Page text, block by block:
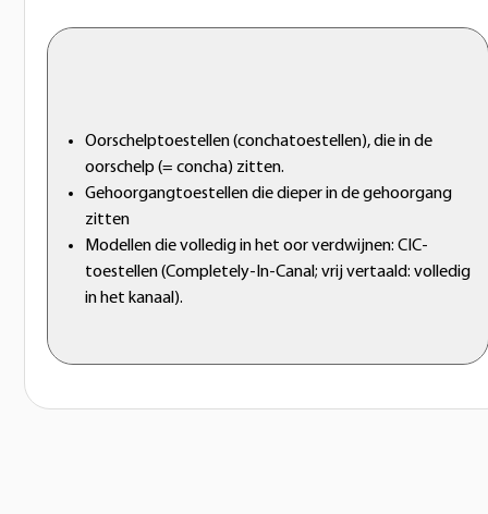
Oorschelptoestellen (conchatoestellen), die in de
oorschelp (= concha) zitten.
Gehoorgangtoestellen die dieper in de gehoorgang
zitten
Modellen die volledig in het oor verdwijnen: CIC-
toestellen (Completely-In-Canal; vrij vertaald: volledig
in het kanaal).